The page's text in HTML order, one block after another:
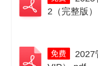
2（完整版